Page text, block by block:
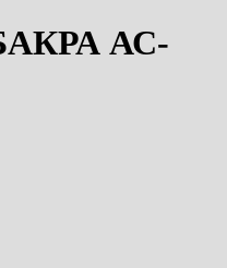
АС-